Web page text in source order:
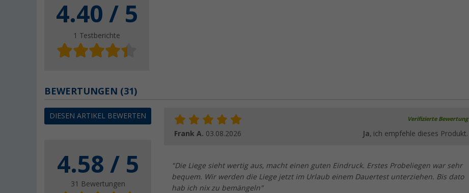
4.40 / 5
1 Testberichte
BEWERTUNGEN (31)
DIESEN ARTIKEL BEWERTEN
4.58 / 5
31 Bewertungen
Verifizierte Bewertung
Frank A. 03.08.2026 Ja, ich empfehle dieses Produkt.
"Die Liege sieht wertig aus, macht einen guten Eindruck. Erstes Probeliegen war sehr
bequem. Wir werden die Liege jetzt im Urlaub einem Dauertest unterziehen. Bis dato
hab ich nix zu bemängeln"